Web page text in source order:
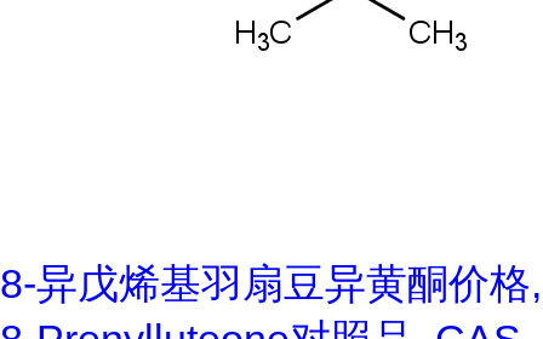
8-异戊烯基羽扇豆异黄酮价格,